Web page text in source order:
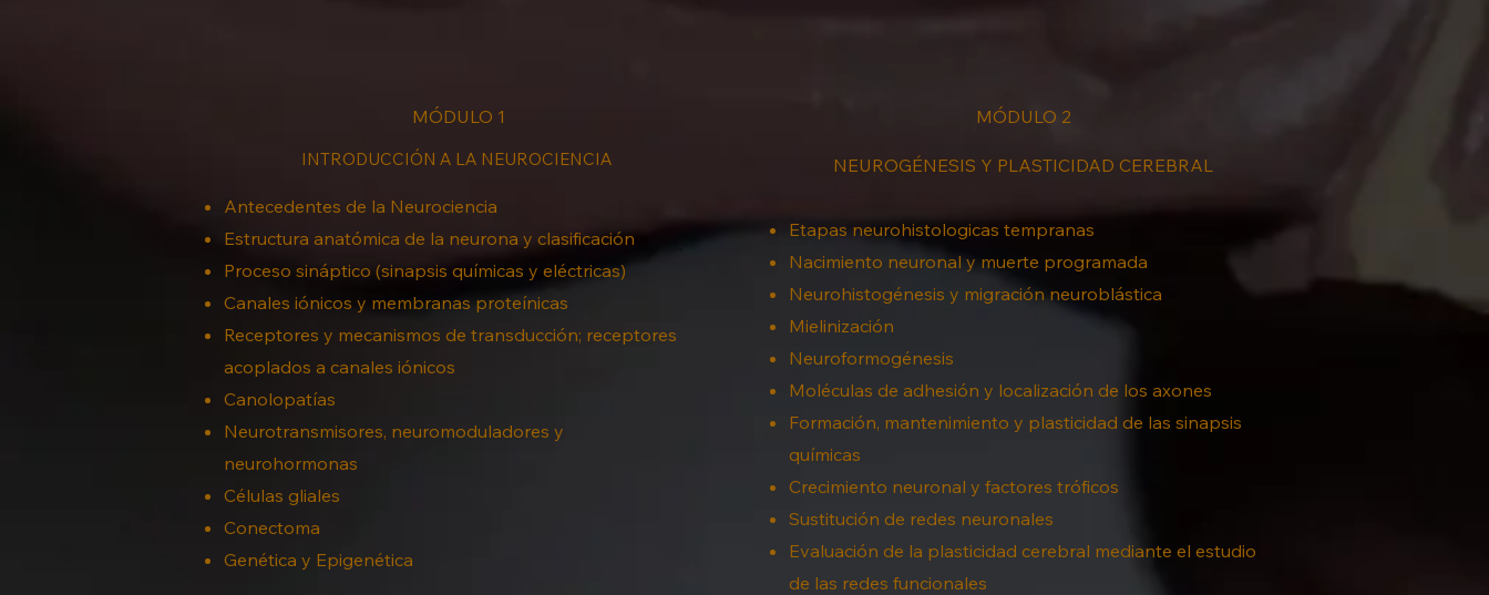
MÓDULO 1
INTRODUCCIÓN A LA NEUROCIENCIA
Antecedentes de la Neurociencia
Estructura anatómica de la neurona y clasificación
Proceso sináptico (sinapsis químicas y eléctricas)
Canales iónicos y membranas proteínicas
Receptores y mecanismos de transducción; receptores
acoplados a canales iónicos
Canolopatías
Neurotransmisores, neuromoduladores y
neurohormonas
Células gliales
Conectoma
Genética y Epigenética
MÓDULO 2
NEUROGÉNESIS Y PLASTICIDAD CEREBRAL
Etapas neurohistologicas tempranas
Nacimiento neuronal y muerte programada
Neurohistogénesis y migración neuroblástica
Mielinización
Neuroformogénesis
Moléculas de adhesión y localización de los axones
Formación, mantenimiento y plasticidad de las sinapsis
químicas
Crecimiento neuronal y factores tróficos
Sustitución de redes neuronales
Evaluación de la plasticidad cerebral mediante el estudio
de las redes funcionales